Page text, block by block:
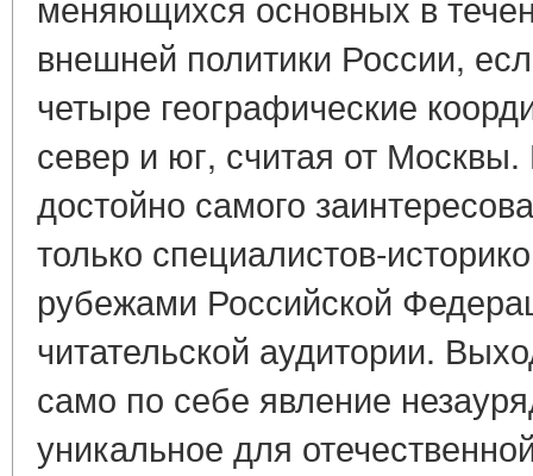
внешней политики России,
четыре географические
север и юг, считая от
достойно самого
только специалистов-
рубежами Российской
читательской аудитории.
само по себе явление
уникальное для